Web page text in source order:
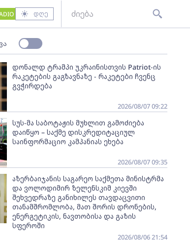
დღე
დონალდ ტრამპი უკრაინისთვის Patriot-ის
რაკეტების გაგზავნაზე - რაკეტები ჩვენც
გვჭირდება
2026/08/07 09:22
სუს-მა საბოტაჟის მუხლით გამოძიება
დაიწყო – საქმე დისკრედიტაციულ
საინფორმაციო კამპანიას ეხება
2026/08/07 09:35
აზერბაიჯანის საგარეო საქმეთა მინისტრმა
და ვოლოდიმირ ზელენსკიმ კიევში
შეხვედრაზე განიხილეს თავდაცვითი
თანამშრომლობა, მათ შორის დრონების,
ენერგეტიკის, ნავთობისა და გაზის
სფეროში
2026/08/06 21:54